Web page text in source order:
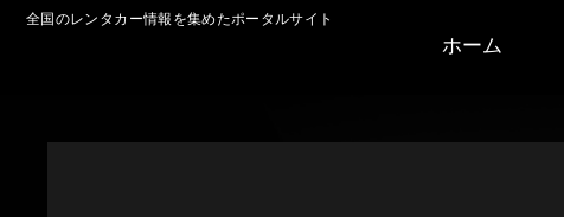
全国のレンタカー情報を集めたポータルサイト
ホーム